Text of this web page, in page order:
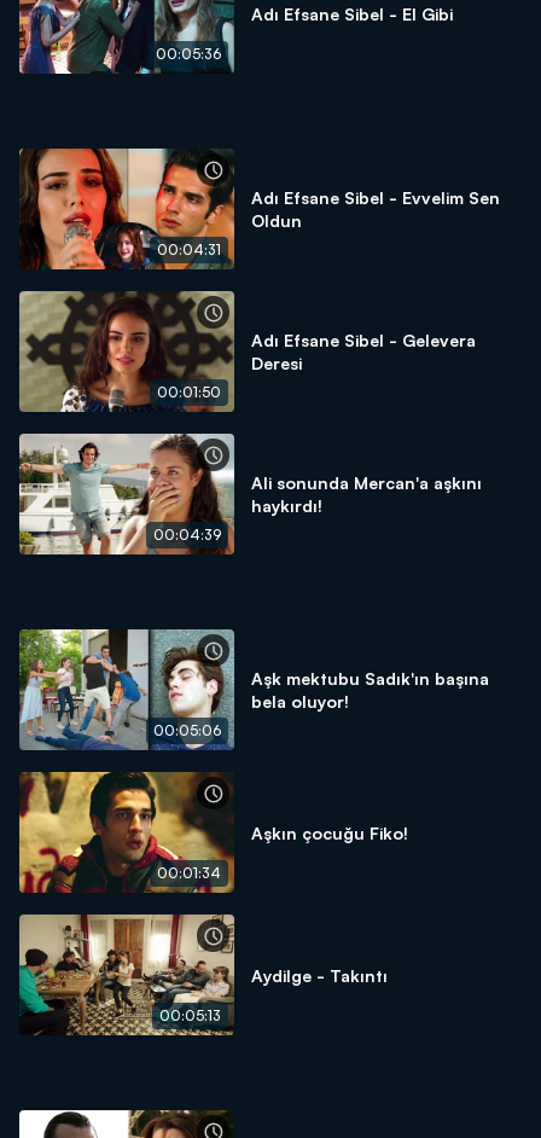
00:05:36
Adı Efsane Sibel - El Gibi
00:04:31
Adı Efsane Sibel - Evvelim Sen
Oldun
00:01:50
Adı Efsane Sibel - Gelevera
Deresi
00:04:39
Ali sonunda Mercan'a aşkını
haykırdı!
00:05:06
Aşk mektubu Sadık'ın başına
bela oluyor!
00:01:34
Aşkın çocuğu Fiko!
00:05:13
Aydilge - Takıntı